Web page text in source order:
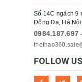
Số 14C ngách 9
Đống Đa, Hà
0984.187.697
FOLLOW